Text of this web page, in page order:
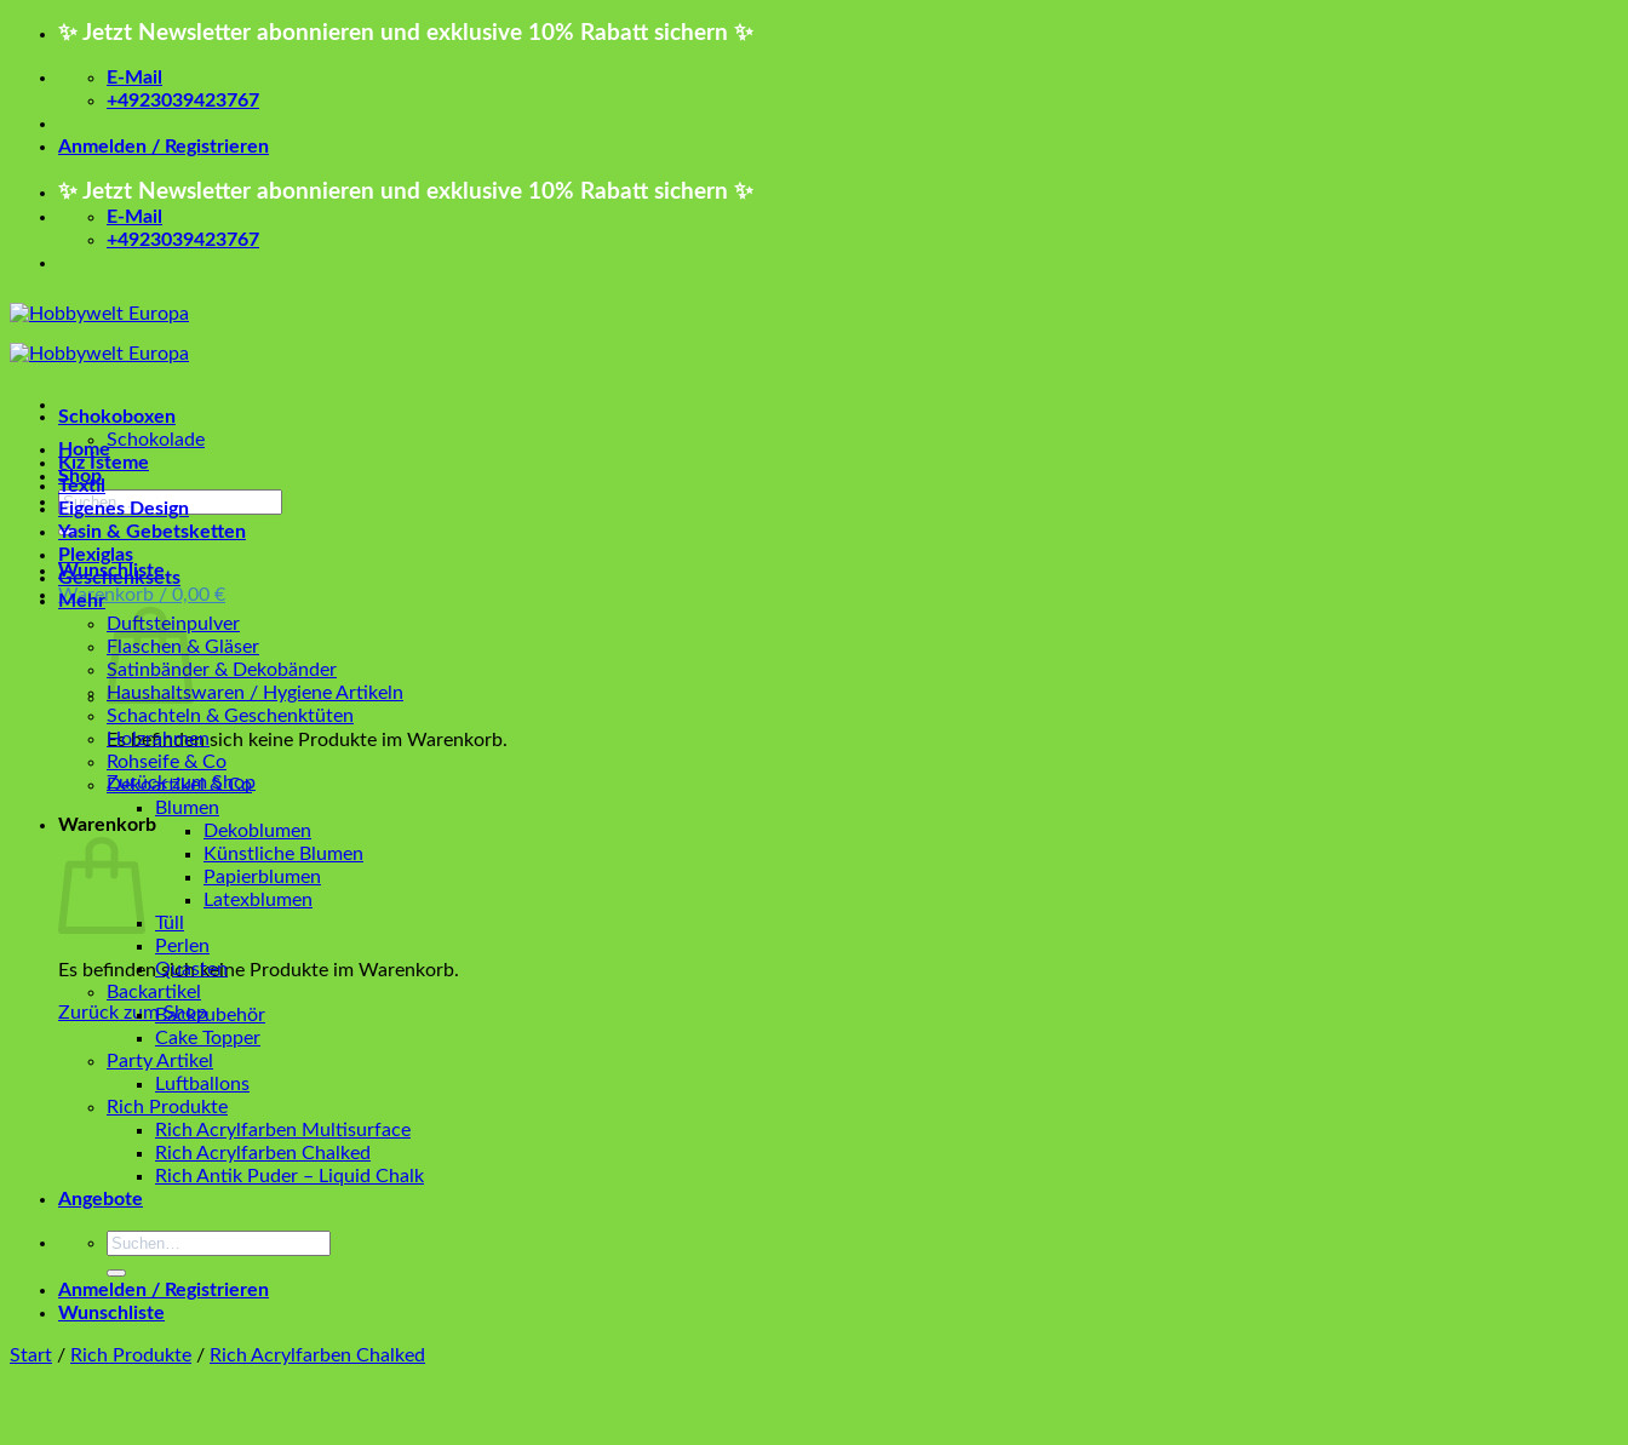
Zum
springen
✨ Jetzt Newsletter abonnieren und exklusive 10% Rabatt sichern ✨
E-Mail
+4923039423767
Anmelden / Registrieren
✨ Jetzt Newsletter abonnieren und exklusive 10% Rabatt sichern ✨
E-Mail
+4923039423767
Home
Shop
Suchen
nach:
Wunschliste
Warenkorb / 0,00 €
Es befinden sich keine Produkte im Warenkorb.
Zurück zum Shop
Warenkorb
Es befinden sich keine Produkte im Warenkorb.
Zurück zum Shop
Schokoboxen
Schokolade
Kız İsteme
Textil
Eigenes Design
Yasin & Gebetsketten
Plexiglas
Geschenksets
Mehr
Duftsteinpulver
Flaschen & Gläser
Satinbänder & Dekobänder
Haushaltswaren / Hygiene Artikeln
Schachteln & Geschenktüten
Holzrahmen
Rohseife & Co
Dekoartikel & Co
Blumen
Dekoblumen
Künstliche Blumen
Papierblumen
Latexblumen
Tüll
Perlen
Quasten
Backartikel
Backzubehör
Cake Topper
Party Artikel
Luftballons
Rich Produkte
Rich Acrylfarben Multisurface
Rich Acrylfarben Chalked
Rich Antik Puder – Liquid Chalk
Angebote
Suchen
Anmelden / Registrieren
Wunschliste
Start / Rich Produkte / Rich Acrylfarben Chalked